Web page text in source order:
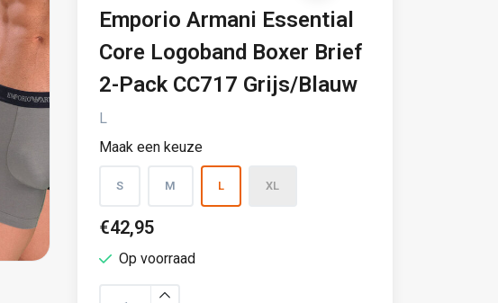
Emporio Armani Essential
Core Logoband Boxer Brief
2-Pack CC717 Grijs/Blauw
L
Maak een keuze
S M L XL
€42,95
Op voorraad